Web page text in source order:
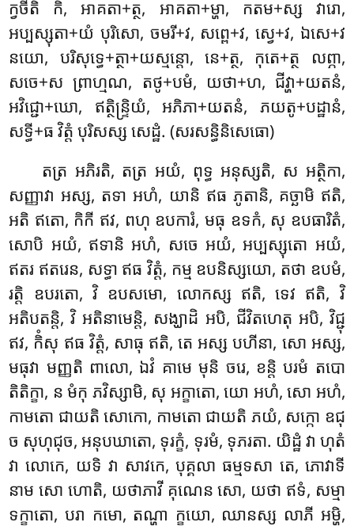
ក្វចីតិ កិំ, អាគតា+ត្ថ, អាគតា+ម្ហា, កតម+ស្ស វារោ,
អប្បស្សុតា+យំ បុរិសោ, ចមរី+វ, សព្ពេ+វ, ស្វេ+វ, ឯសេ+វ
នយោ, បរិសុទ្ធេ+ត្ថា+យស្មន្តោ, នេ+ត្ថ, កុតេ+ត្ថ លព្ភា,
សចេ+ស ព្រាហ្មណ, តថូ+បមំ, យថា+ហ, ជីវ្ហា+យតនំ,
អវិជ្ជោ+ឃោ, ឥត្ថិន្ទ្រិយំ, អភិភា+យតនំ, ភយតូ+បដ្ឋានំ,
សទ្ធី+ធ វិត្តំ បុរិសស្ស សេដ្ឋំ. (សរសន្ធិនិសេធោ)
តត្រ អភិរតិ, តត្រ អយំ, ពុទ្ធ អនុស្សតិ, ស អត្ថិកា,
សញ្ញាវា អស្ស, តទា អហំ, យានិ ឥធ ភូតានិ, គច្ឆាមិ ឥតិ,
អតិ ឥតោ, កិកី ឥវ, ពហុ ឧបការំ, មធុ ឧទកំ, សុ ឧបធារិតំ,
សោបិ អយំ, ឥទានិ អហំ, សចេ អយំ, អប្បស្សុតោ អយំ,
ឥតរ ឥតរេន, សទ្ធា ឥធ វិត្តំ, កម្ម ឧបនិស្សយោ, តថា ឧបមំ,
រត្តិ ឧបរតោ, វិ ឧបសមោ, លោកស្ស ឥតិ, ទេវ ឥតិ, វិ
អតិបតន្តិ, វិ អតិនាមេន្តិ, សង្ឃាដិ អបិ, ជីវិតហេតុ អបិ, វិជ្ជុ
ឥវ, កិំសុ ឥធ វិត្តំ, សាធុ ឥតិ, តេ អស្ស បហីនា, សោ អស្ស,
មធុវា មញ្ញតិ ពាលោ, ឯវំ គាមេ មុនិ ចរេ, ខន្តិ បរមំ តបោ
តិតិក្ខា, ន មំកុ ភវិស្សាមិ, សុ អក្ខាតោ, យោ អហំ, សោ អហំ,
កាមតោ ជាយតិ សោកោ, កាមតោ ជាយតិ ភយំ, សក្កោ ឧជុ
ច សុហុជុច, អនុបឃាតោ, ទុរក្ខំ, ទុរមំ, ទុភរតា. យិដ្ឋំ វា ហុតំ
វា លោកេ, យទិ វា សាវកេ, បុគ្គលា ធម្មទសា តេ, ភោវាទី
នាម សោ ហោតិ, យថាភាវី គុណេន សោ, យថា ឥទំ, សម្មា
ទក្ខាតោ, បរា កមោ, តណ្ហា ក្ខយោ, ឈានស្ស លាភី អម្ហិ,